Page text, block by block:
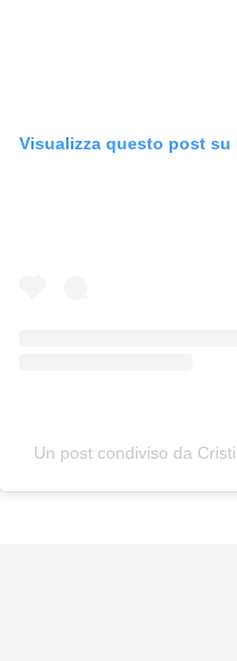
Visualizza questo post su
Un post condiviso da